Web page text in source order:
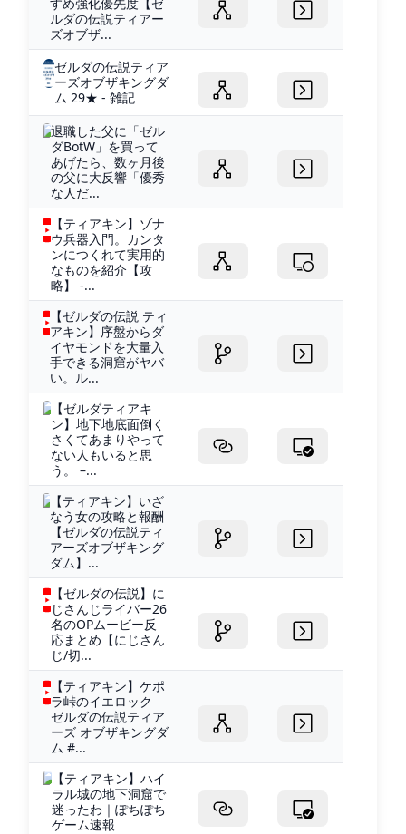
ルダの伝説ティアー
ズオブザ...
ゼルダの伝説ティア
ーズオブザキングダ
ム 29★ - 雑記
退職した父に「ゼル
ダBotW」を買って
あげたら、数ヶ月後
の父に大反響「優秀
な人だ...
【ティアキン】ゾナ
ウ兵器入門。カンタ
ンにつくれて実用的
なものを紹介【攻
略】 -...
【ゼルダの伝説 ティ
アキン】序盤からダ
イヤモンドを大量入
手できる洞窟がヤバ
い。ル...
【ゼルダティアキ
ン】地下地底面倒く
さくてあまりやって
ない人もいると思
う。 –...
【ティアキン】いざ
なう女の攻略と報酬
【ゼルダの伝説ティ
アーズオブザキング
ダム】...
【ゼルダの伝説】に
じさんじライバー26
名のOPムービー反
応まとめ【にじさん
じ/切...
【ティアキン】ケポ
ラ峠のイエロック
ゼルダの伝説ティア
ーズ オブザキングダ
ム #...
【ティアキン】ハイ
ラル城の地下洞窟で
迷ったわ｜ぽちぽち
ゲーム速報